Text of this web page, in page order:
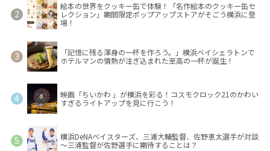
絵本の世界をクッキー缶で体験！「名作絵本のクッキー缶セ
レクション」期間限定ポップアップストアがそごう横浜に登
場！
「記憶に残る渾身の一杯を作ろう。」横浜ベイシェラトンで
ホテルマンの情熱が注ぎ込まれた至高の一杯が誕生！
映画「ちいかわ 」が横浜を彩る！コスモクロック21のかわい
すぎるライトアップを見に行こう！
横浜DeNAベイスターズ、三浦大輔監督、佐野恵太選手が対談
～三浦監督が佐野選手に期待することは？